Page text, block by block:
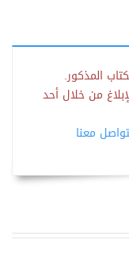
المذكور.
من خلال أحد
معنا